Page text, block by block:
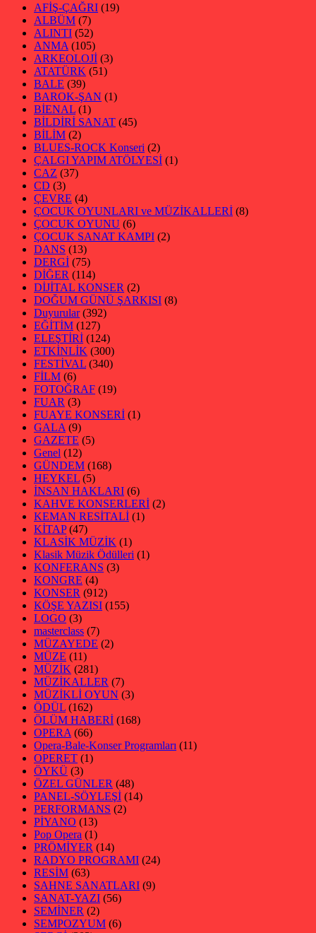
AFİŞ-ÇAĞRI (19)
ALBÜM (7)
ALINTI (52)
ANMA (105)
ARKEOLOJİ (3)
ATATÜRK (51)
BALE (39)
BAROK-ŞAN (1)
BİENAL (1)
BİLDİRİ SANAT (45)
BİLİM (2)
BLUES-ROCK Konseri (2)
ÇALGI YAPIM ATÖLYESİ (1)
CAZ (37)
CD (3)
ÇEVRE (4)
ÇOCUK OYUNLARI ve MÜZİKALLERİ (8)
ÇOCUK OYUNU (6)
ÇOCUK SANAT KAMPI (2)
DANS (13)
DERGİ (75)
DİĞER (114)
DİJİTAL KONSER (2)
DOĞUM GÜNÜ ŞARKISI (8)
Duyurular(392)
EĞİTİM (127)
ELEŞTİRİ (124)
ETKİNLİK (300)
FESTİVAL (340)
FİLM (6)
FOTOĞRAF (19)
FUAR (3)
FUAYE KONSERİ (1)
GALA (9)
GAZETE (5)
Genel (12)
GÜNDEM (168)
HEYKEL (5)
İNSAN HAKLARI (6)
KAHVE KONSERLERİ (2)
KEMAN RESİTALİ (1)
KİTAP(47)
KLASİK MÜZİK (1)
Klasik Müzik Ödülleri (1)
KONFERANS (3)
KONGRE (4)
KONSER (912)
KÖŞE YAZISI (155)
LOGO (3)
masterclass (7)
MÜZAYEDE (2)
MÜZE (11)
MÜZİK (281)
MÜZİKALLER (7)
MÜZİKLİ OYUN (3)
ÖDÜL (162)
ÖLÜM HABERİ (168)
OPERA (66)
Opera-Bale-Konser Programları (11)
OPERET (1)
ÖYKÜ (3)
ÖZEL GÜNLER (48)
PANEL-SÖYLEŞİ (14)
PERFORMANS (2)
PİYANO (13)
Pop Opera (1)
PRÖMİYER (14)
RADYO PROGRAMI (24)
RESİM (63)
SAHNE SANATLARI (9)
SANAT-YAZI (56)
SEMİNER (2)
SEMPOZYUM (6)